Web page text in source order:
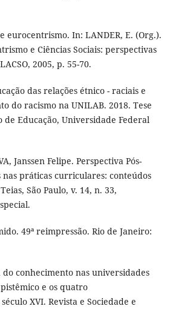
eurocentrismo. In: LANDER, E. (Org.).
e Ciências Sociais: perspectivas
2005, p. 55-70.
das relações étnico - raciais e
do racismo na UNILAB. 2018. Tese
Educação, Universidade Federal
Janssen Felipe. Perspectiva Pós-
práticas curriculares: conteúdos
São Paulo, v. 14, n. 33,
49ª reimpressão. Rio de Janeiro:
do conhecimento nas universidades
e os quatro
XVI. Revista e Sociedade e